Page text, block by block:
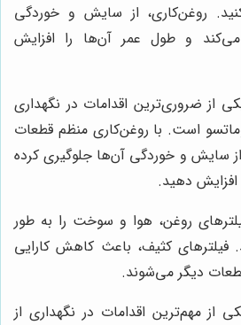
روغن‌کاری، از سایش و خوردگی
و طول عمر آن‌ها را افزایش
از ضروری‌ترین اقدامات در نگهداری
است. با روغن‌کاری منظم قطعات
سایش و خوردگی آن‌ها جلوگیری کرده
دهید.
روغن، هوا و سوخت را به طور
فیلترهای کثیف، باعث کاهش کارایی
دیگر می‌شوند.
از مهم‌ترین اقدامات در نگهداری از